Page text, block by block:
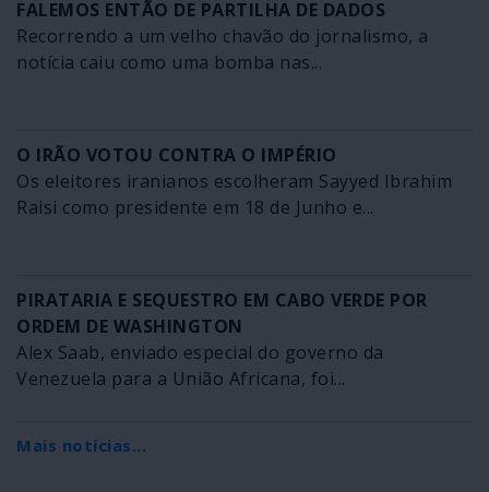
FALEMOS ENTÃO DE PARTILHA DE DADOS
Recorrendo a um velho chavão do jornalismo, a
notícia caiu como uma bomba nas...
O IRÃO VOTOU CONTRA O IMPÉRIO
Os eleitores iranianos escolheram Sayyed Ibrahim
Raisi como presidente em 18 de Junho e...
PIRATARIA E SEQUESTRO EM CABO VERDE POR
ORDEM DE WASHINGTON
Alex Saab, enviado especial do governo da
Venezuela para a União Africana, foi...
Mais notícias...